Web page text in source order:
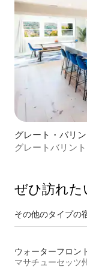
グレート・バリ
グレートバリン
ぜひ訪⁠れ⁠た⁠
その他のタ⁠イ⁠プ⁠の
マサチューセッツ